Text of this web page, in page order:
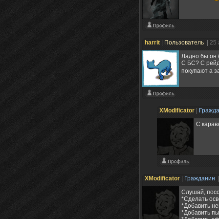
harrit Пользователь
|
Ладно бы он
С БС? С
покупают а
XModificator
С
XModificator Гражданин
Слушай,
*Сделать
*Добавить
*Добавить